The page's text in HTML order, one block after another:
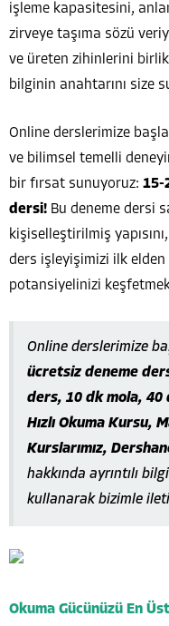
işleme kapasitesini,
zirveye taşıma sözü
ve üreten zihinlerini
bilginin anahtarını size
Online derslerimize
ve bilimsel temelli
bir fırsat sunuyoruz: 15-
dersi! Bu deneme dersi
kişiselleştirilmiş
ders işleyişimizi ilk
potansiyelinizi
Online derslerimize
ücretsiz deneme
ders, 10 dk mola, 40
Hızlı Okuma Kursu,
Kurslarımız,
hakkında ayrıntılı
kullanarak bizimle
Okuma Gücünüzü En